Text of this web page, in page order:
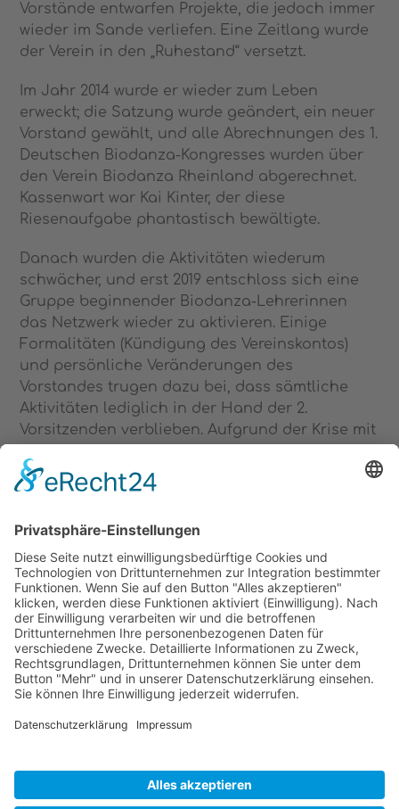
Vorstände entwarfen Projekte, die jedoch immer
wieder im Sande verliefen. Eine Zeitlang wurde
der Verein in den „Ruhestand“ versetzt.
Im Jahr 2014 wurde er wieder zum Leben
erweckt; die Satzung wurde geändert, ein neuer
Vorstand gewählt, und alle Abrechnungen des 1.
Deutschen Biodanza-Kongresses wurden über
den Verein Biodanza Rheinland abgerechnet.
Kassenwart war Kai Kinter, der diese
Riesenaufgabe phantastisch bewältigte.
Danach wurden die Aktivitäten wiederum
schwächer, und erst 2019 entschloss sich eine
Gruppe beginnender Biodanza-Lehrerinnen
das Netzwerk wieder zu aktivieren. Einige
Formalitäten (Kündigung des Vereinskontos)
und persönliche Veränderungen des
Vorstandes trugen dazu bei, dass sämtliche
Aktivitäten lediglich in der Hand der 2.
Vorsitzenden verblieben. Aufgrund der Krise mit
realisiert, u.a. die Feier des Geburtstags von
Rolando Toro per Zoom mit über 70
Im Jahr 2021 stand
eine völlige
Neuorientierung an,
mit einem größeren
Vorstand, der sehr viel Engagement und
Teamgeist zeigt. Seit zwei Jahren arbeiten
mehrere Freiwillige als provisorischer Vorstand
zusammen und unterstützen die 2. Vorsitzende.